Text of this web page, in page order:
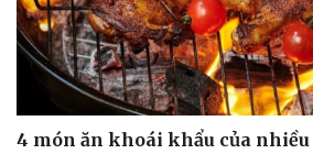
4 món ăn khoái khẩu của